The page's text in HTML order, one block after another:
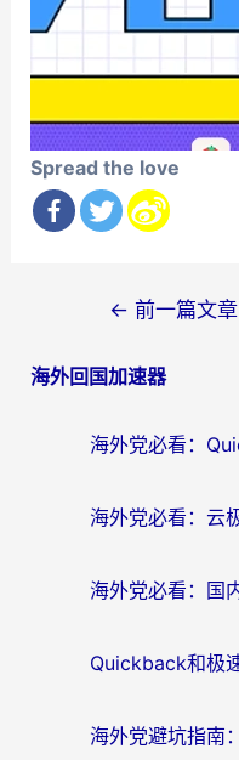
Spread the love
导
← 前一篇文章
海外回国加速器